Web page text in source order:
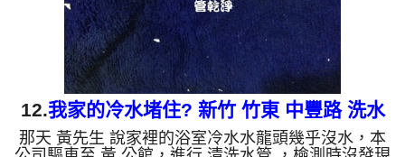
12.我家的冷水堵住? 新竹 竹東 中豐路 洗水
管
那天 黃先生 說家裡的浴室冷水水龍頭幾乎沒水，本